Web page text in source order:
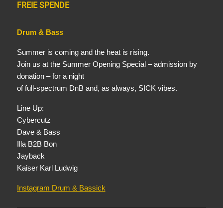
FREIE SPENDE
Drum & Bass
Summer is coming and the heat is rising.
Join us at the Summer Opening Special – admission by
donation – for a night
of full-spectrum DnB and, as always, SICK vibes.
Line Up:
Cybercutz
Dave & Bass
Illa B2B Bon
Jayback
Kaiser Karl Ludwig
Instagram Drum & Bassick